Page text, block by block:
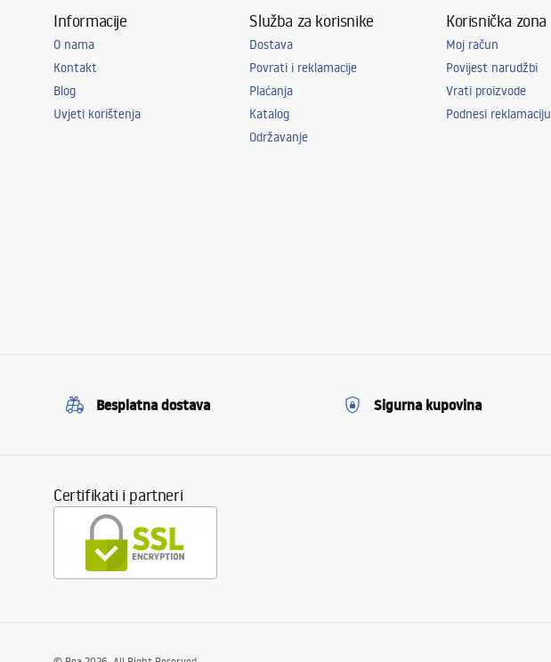
Informacije
O nama
Kontakt
Blog
Uvjeti korištenja
Služba za korisnike
Dostava
Povrati i reklamacije
Plaćanja
Katalog
Održavanje
Korisnička zona
Moj račun
Povijest narudžbi
Vrati proizvode
Podnesi reklamaciju
Besplatna dostava Sigurna kupovina
Certifikati i partneri